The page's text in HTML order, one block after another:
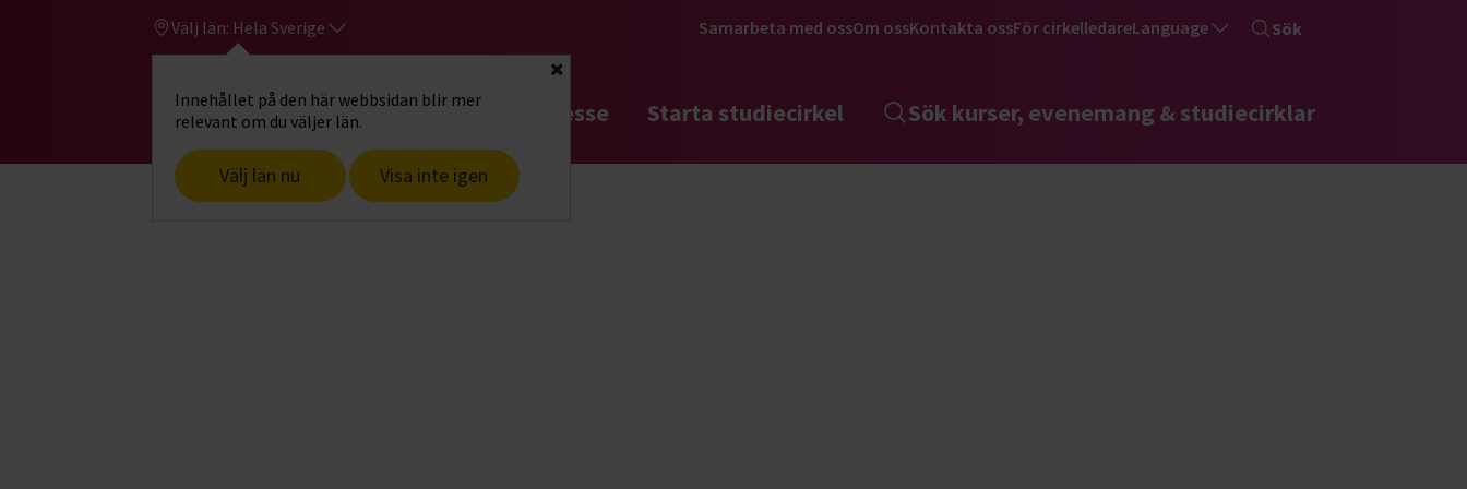
Välj län: Hela Sverige
Innehållet på den här webbsidan blir mer
relevant om du väljer län.
Välj län nu Visa inte igen
Stäng
Samarbeta med ossOm ossKontakta ossFör cirkelledareLanguage Sök
Gå till studiefrämjandets startsidaHitta intresse Starta studiecirkel Sök kurser, evenemang & studiecirklar